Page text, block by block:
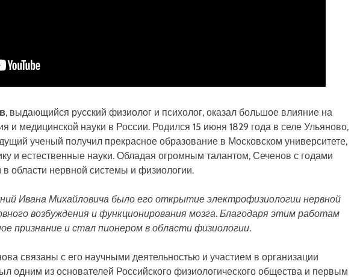
, выдающийся русский физиолог и психолог, оказал большое влияние на
и медицинской науки в России. Родился 15 июня 1829 года в селе Ульяново,
ученый получил прекрасное образование в Московском университете,
и естественные науки. Обладая огромным талантом, Сеченов с годами
области нервной системы и физиологии.
Ивана Михайловича было его открытие электрофизиологии нервной
возбуждения и функционирования мозга. Благодаря этим работам
признание и стал пионером в области физиологии.
связаны с его научными деятельностью и участием в организации
одним из основателей Российского физиологического общества и первым